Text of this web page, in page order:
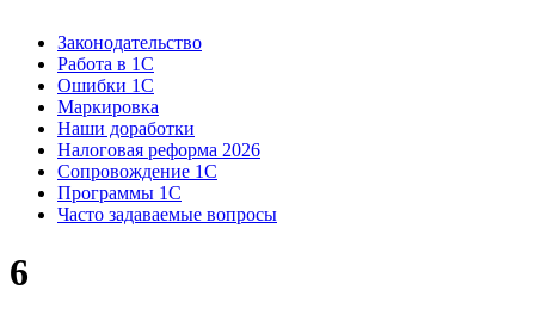
Законодательство
Работа в 1С
Ошибки 1С
Маркировка
Наши доработки
Налоговая реформа 2026
Сопровождение 1С
Программы 1С
Часто задаваемые вопросы
6